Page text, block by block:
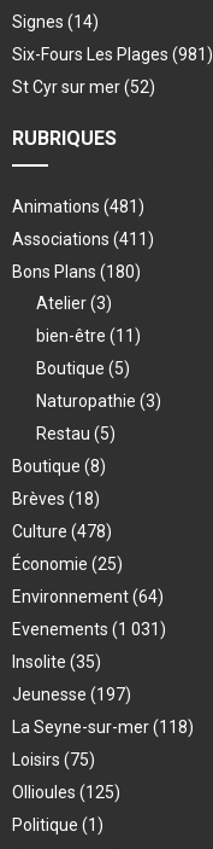
Signes (14)
Six-Fours Les Plages (981)
St Cyr sur mer(52)
RUBRIQUES
Animations (481)
Associations (411)
Bons Plans (180)
Atelier(3)
bien-être (11)
Boutique (5)
Naturopathie (3)
Restau (5)
Boutique (8)
Brèves (18)
Culture (478)
Économie (25)
Environnement(64)
Evenements (1 031)
Insolite (35)
Jeunesse (197)
La Seyne-sur-mer(118)
Loisirs (75)
Ollioules (125)
Politique (1)